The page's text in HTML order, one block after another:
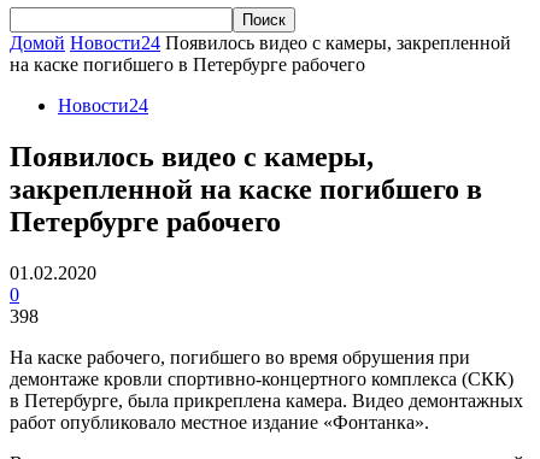
Домой Новости24 Появилось видео с камеры, закрепленной
на каске погибшего в Петербурге рабочего
Новости24
Появилось видео с камеры,
закрепленной на каске погибшего в
Петербурге рабочего
01.02.2020
0
398
На каске рабочего, погибшего во время обрушения при
демонтаже кровли спортивно-концертного комплекса (СКК)
в Петербурге, была прикреплена камера. Видео демонтажных
работ опубликовало местное издание «Фонтанка».